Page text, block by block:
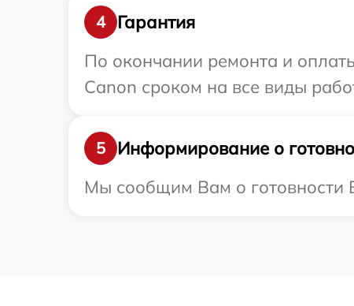
4
Гарантия
По окончании ремонта и
Canon сроком на все виды
5
Информирование о
Мы сообщим Вам о готовности